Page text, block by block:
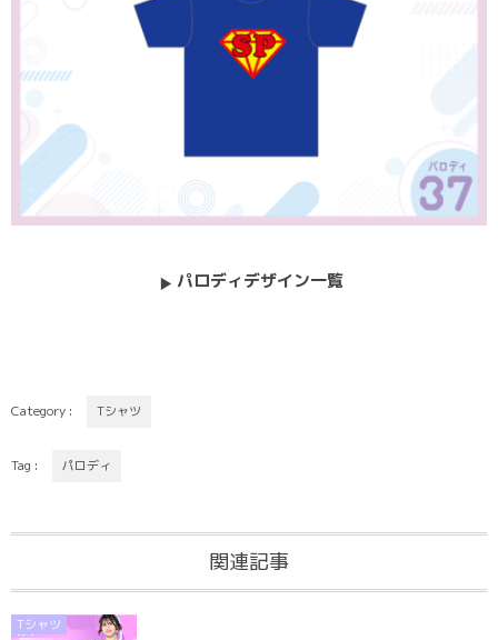
パロディデザイン一覧
Category : Tシャツ
Tag : パロディ
関連記事
Tシャツ